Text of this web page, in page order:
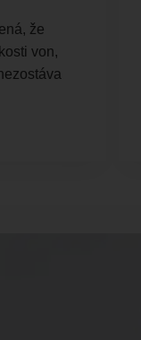
že
von,